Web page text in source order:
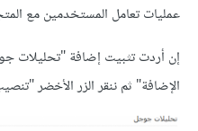
عمليات تعامل المستخدمين مع
إن أردت تثبيت إضافة "تحليلات
الإضافة" ثم ننقر الزر الأخضر